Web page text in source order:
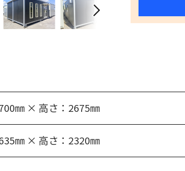
㎜ × 高さ：2675㎜
㎜ × 高さ：2320㎜